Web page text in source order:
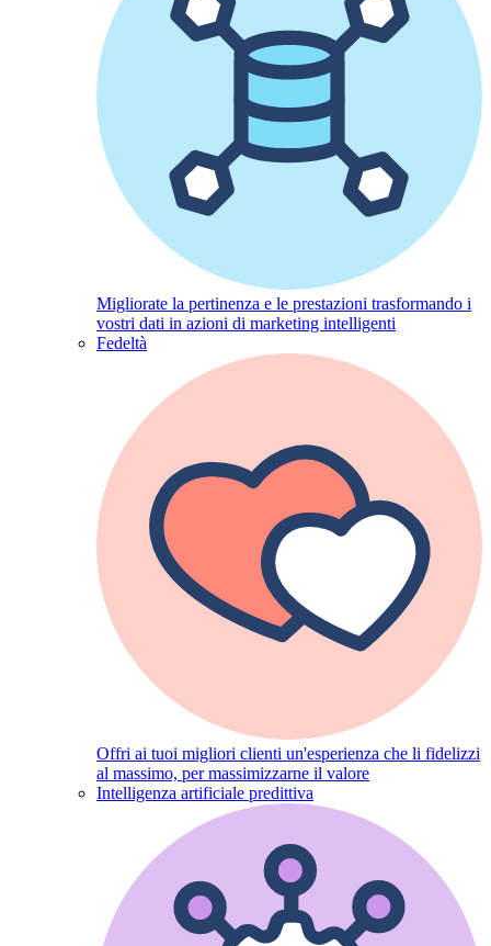
Migliorate la pertinenza e le prestazioni trasformando i
vostri dati in azioni di marketing intelligenti
Fedeltà
Offri ai tuoi migliori clienti un'esperienza che li fidelizzi
al massimo, per massimizzarne il valore
Intelligenza artificiale predittiva